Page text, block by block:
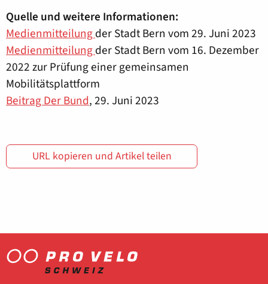
Quelle und weitere Informationen:
Medienmitteilungder Stadt Bern vom 29. Juni 2023
Medienmitteilungder Stadt Bern vom 16. Dezember
2022 zur Prüfung einer gemeinsamen
Mobilitätsplattform
Beitrag Der Bund, 29. Juni 2023
URL kopieren und Artikel teilen